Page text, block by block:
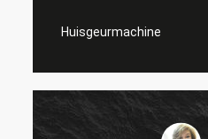
Huisgeurmachine